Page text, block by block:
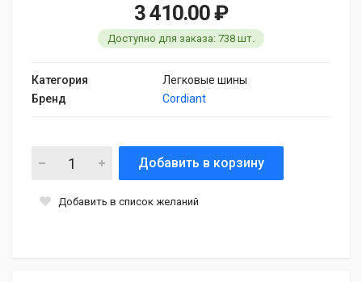
3 410.00 ₽
Доступно для заказа: 738 шт.
Категория
Легковые шины
Бренд
Cordiant
Добавить в корзину
Добавить в список желаний